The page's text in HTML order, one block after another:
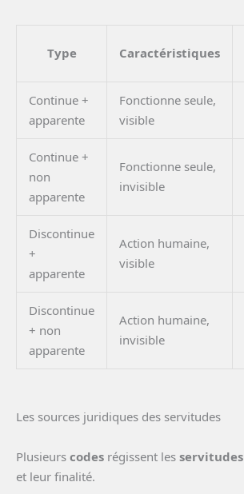
Type Caractéristiques
Continue +
apparente
Fonctionne seule,
visible
Continue +
non
apparente
Fonctionne seule,
invisible
Discontinue
+
apparente
Action humaine,
visible
Discontinue
+ non
apparente
Action humaine,
invisible
Les sources juridiques des servitudes
Plusieurs codes régissent les servitudes
et leur finalité.